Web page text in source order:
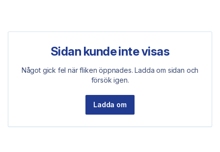
Sidan kunde inte visas
Något gick fel när fliken öppnades. Ladda om sidan och
försök igen.
Ladda om